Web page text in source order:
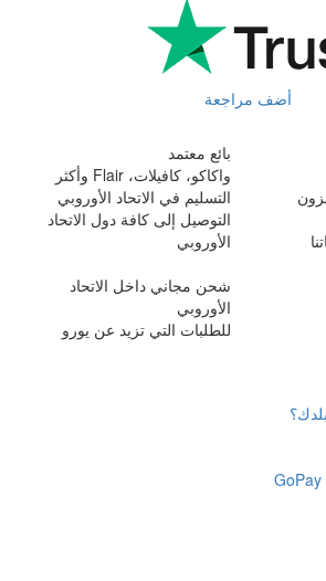
أضف مراجعة
بائع معتمد
واكاكو، كافيلات، Flair وأكثر
التسليم في الاتحاد الأوروبي
التوصيل إلى كافة دول الاتحاد
الأوروبي
شحن مجاني داخل الاتحاد
الأوروبي
للطلبات التي تزيد عن يورو